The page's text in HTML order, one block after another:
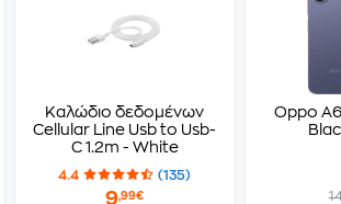
Καλώδιο δεδομένων
Cellular Line Usb to Usb-
C 1.2m - White
4.4 (135)
9,99€
Oppo